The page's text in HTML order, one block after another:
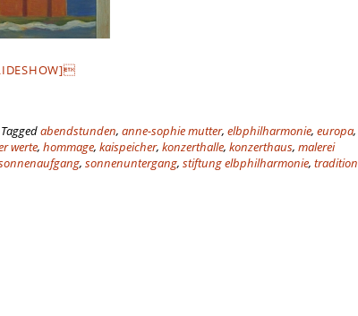
Taggedabendstunden, anne-sophie mutter, elbphilharmonie, europa,
werte, hommage, kaispeicher, konzerthalle, konzerthaus, malerei
, sonnenuntergang, stiftung elbphilharmonie, tradition